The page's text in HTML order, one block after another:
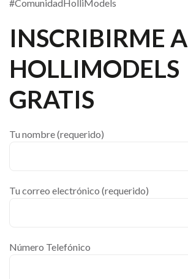
#ComunidadHolliModels
INSCRIBIRME A
HOLLIMODELS
GRATIS
Tu nombre (requerido)
Tu correo electrónico (requerido)
Número Telefónico